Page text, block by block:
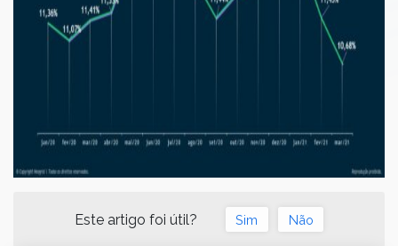
Este artigo foi útil? Sim Não